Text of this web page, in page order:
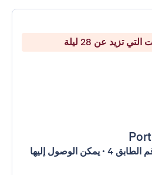
تزيد عن 28 ليلة
بحد أقصى 2 ضيفين • رقم الطابق 4 • يمكن الوصول إليها